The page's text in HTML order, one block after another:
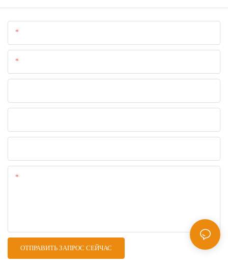
ОТПРАВИТЬ ЗАПРОС СЕЙЧАС